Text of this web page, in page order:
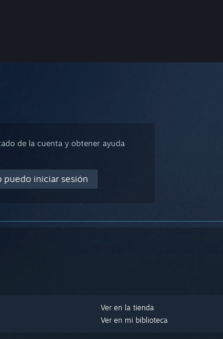
de la cuenta y obtener ayuda
puedo iniciar sesión
Ver en la tienda
Ver en mi biblioteca